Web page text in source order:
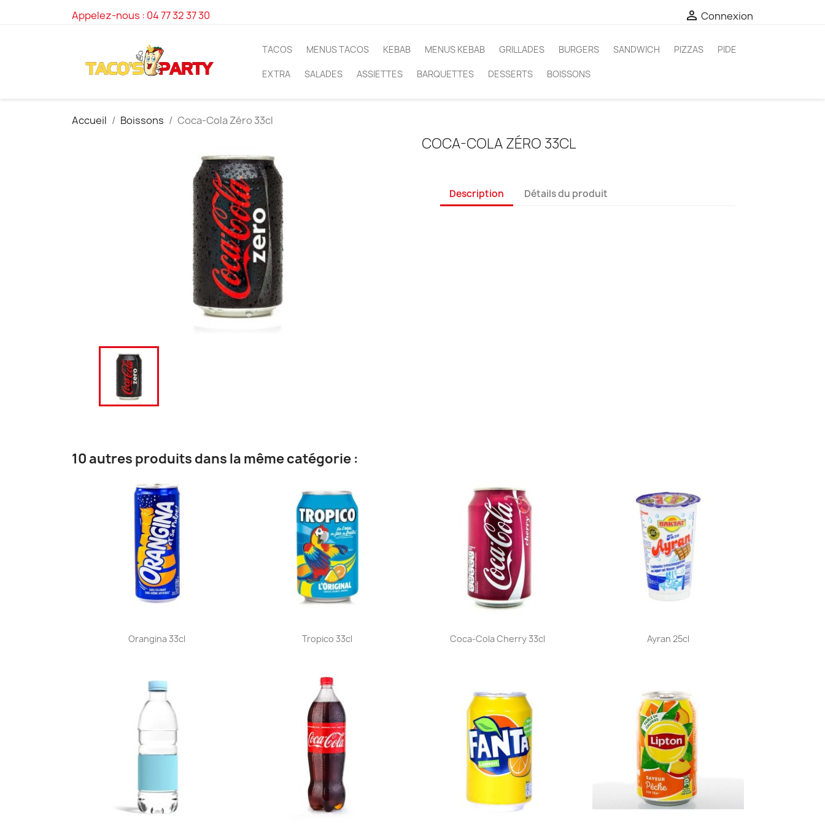
Appelez-nous : 04 77 32 37 30  Connexion
TACOS MENUS TACOS KEBAB MENUS KEBAB GRILLADES BURGERS SANDWICH PIZZAS PIDE
EXTRA SALADES ASSIETTES BARQUETTES DESSERTS BOISSONS
Accueil Boissons Coca-Cola Zéro 33cl
COCA-COLA ZÉRO 33CL
Description Détails du produit
10 autres produits dans la même catégorie :
Aperçu rapide
Orangina 33cl Aperçu rapide
Tropico 33cl Aperçu rapide
Coca-Cola Cherry 33cl Aperçu rapide
Ayran 25cl